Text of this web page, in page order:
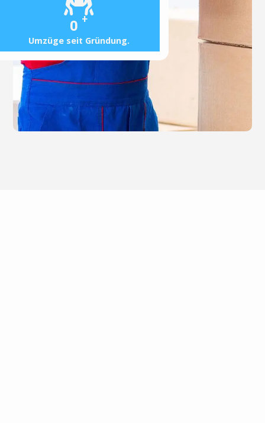
0 +
Umzüge seit Gründung.